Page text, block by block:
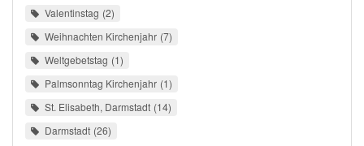
Valentinstag 2
Weihnachten Kirchenjahr 7
Weltgebetstag 1
Palmsonntag Kirchenjahr 1
St. Elisabeth, Darmstadt 14
Darmstadt 26